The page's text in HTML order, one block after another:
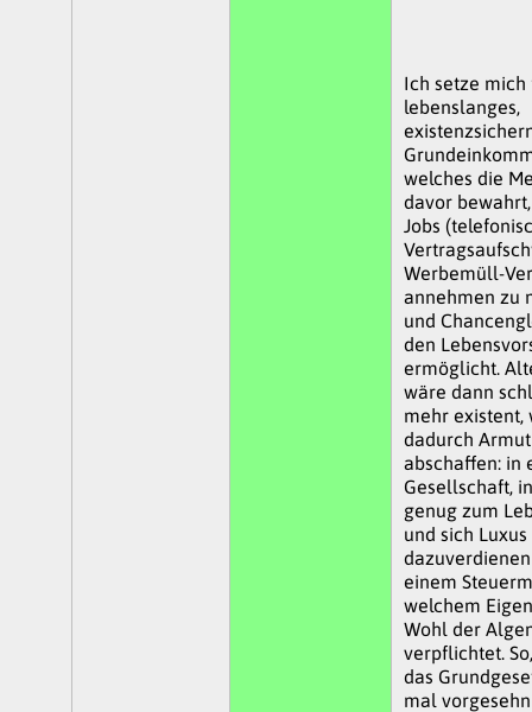
Ich setze mich
lebenslanges,
welches die
davor
Jobs
Werbemüll-
annehmen zu
und
den
ermöglicht.
wäre dann
mehr existent,
dadurch Armut
abschaffen: in
Gesellschaft,
genug zum
und sich Luxus
einem
welchem
Wohl der
verpflichtet.
das
mal